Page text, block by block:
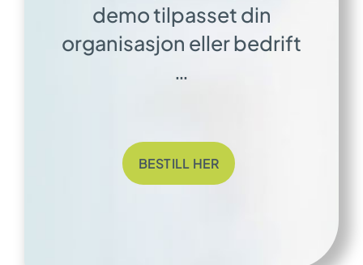
demo tilpasset din
organisasjon eller bedrift
…
BESTILL HER